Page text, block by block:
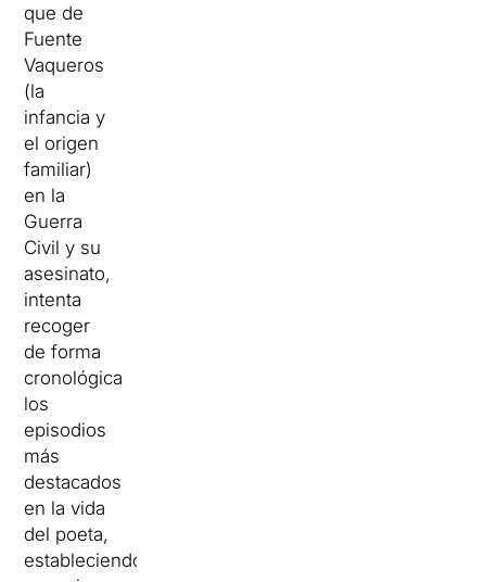
que de
Fuente
Vaqueros
(la
infancia y
el origen
familiar)
en la
Guerra
Civil y su
asesinato,
intenta
recoger
de forma
cronológica
los
episodios
más
destacados
en la vida
del poeta,
estableciendo